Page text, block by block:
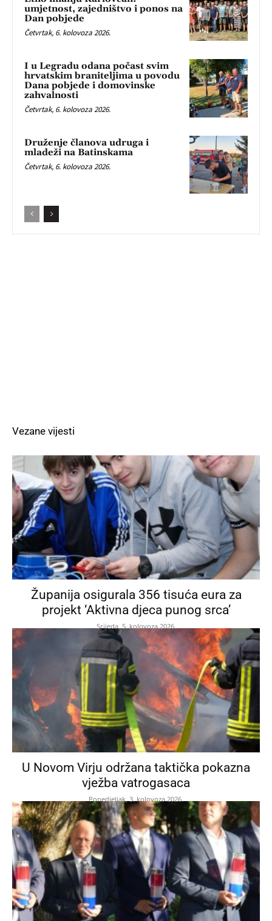
umjetnost, zajedništvo i ponos na
Dan pobjede
Četvrtak, 6. kolovoza 2026.
I u Legradu odana počast svim
hrvatskim braniteljima u povodu
Dana pobjede i domovinske
zahvalnosti
Četvrtak, 6. kolovoza 2026.
Druženje članova udruga i
mladeži na Batinskama
Četvrtak, 6. kolovoza 2026.
Vezane vijesti
Županija osigurala 356 tisuća eura za
projekt ‘Aktivna djeca punog srca’
Srijeda, 5. kolovoza 2026.
U Novom Virju održana taktička pokazna
vježba vatrogasaca
Ponedjeljak, 3. kolovoza 2026.